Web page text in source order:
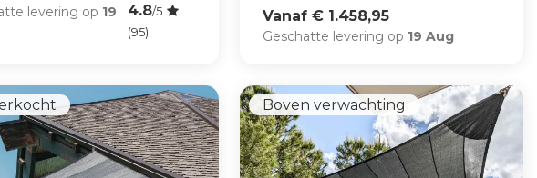
levering op 19
4.8/5
(95)
Vanaf € 1.458,95
Geschatte levering op 19 Aug
Boven verwachting